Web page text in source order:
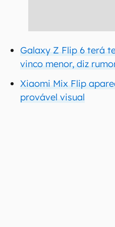
Galaxy Z Flip 6 terá
vinco menor, diz
Xiaomi Mix Flip
provável visual